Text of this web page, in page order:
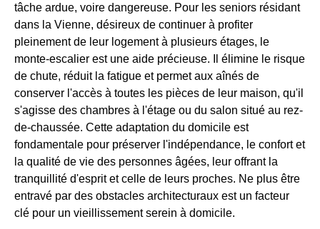
tâche ardue, voire dangereuse. Pour les seniors résidant
dans la Vienne, désireux de continuer à profiter
pleinement de leur logement à plusieurs étages, le
monte-escalier est une aide précieuse. Il élimine le risque
de chute, réduit la fatigue et permet aux aînés de
conserver l'accès à toutes les pièces de leur maison, qu'il
s'agisse des chambres à l'étage ou du salon situé au rez-
de-chaussée. Cette adaptation du domicile est
fondamentale pour préserver l'indépendance, le confort et
la qualité de vie des personnes âgées, leur offrant la
tranquillité d'esprit et celle de leurs proches. Ne plus être
entravé par des obstacles architecturaux est un facteur
clé pour un vieillissement serein à domicile.